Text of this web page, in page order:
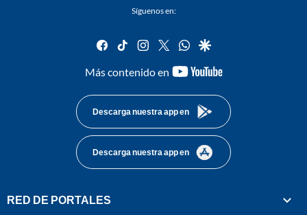
Síguenos en:
facebook
tiktok instagram
twitterwhatsapp
google
Más contenido en
youtube-
Descarga nuestra app en
Descarga nuestra app en
RED DE PORTALES